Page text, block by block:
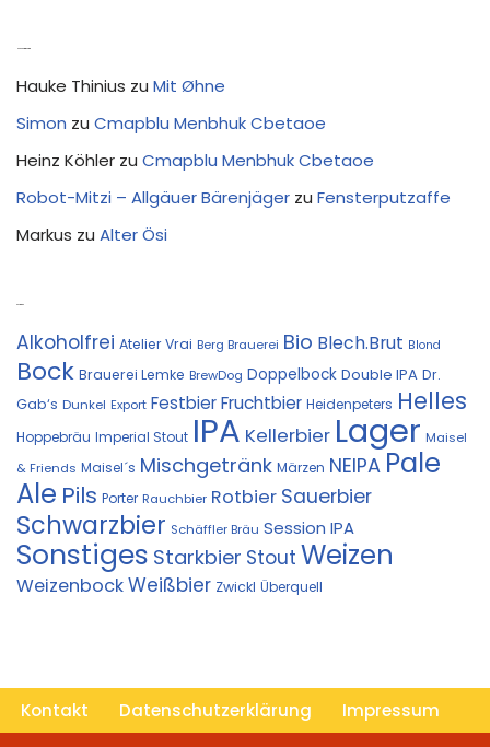
Hauke Thinius zu Mit Øhne
Simon zu Cmapblu Menbhuk Cbetaoe
Heinz Köhler zu Cmapblu Menbhuk Cbetaoe
Robot-Mitzi – Allgäuer Bärenjäger zu Fensterputzaffe
Markus zu Alter Ösi
Alkoholfrei Atelier Vrai Berg Brauerei Bio Blech.Brut Blond
Bock Brauerei Lemke BrewDog Doppelbock Double IPA Dr.
Gab‘s Dunkel Export FestbierFruchtbier Heidenpeters Helles
Hoppebräu Imperial Stout IPA Kellerbier Lager Maisel
& Friends Maisel´s Mischgetränk Märzen NEIPA Pale
Ale Pils Porter Rauchbier Rotbier Sauerbier
Schwarzbier Schäffler Bräu Session IPA
Sonstiges Starkbier Stout Weizen
WeizenbockWeißbier Zwickl Überquell
Kontakt Datenschutzerklärung
Impressum